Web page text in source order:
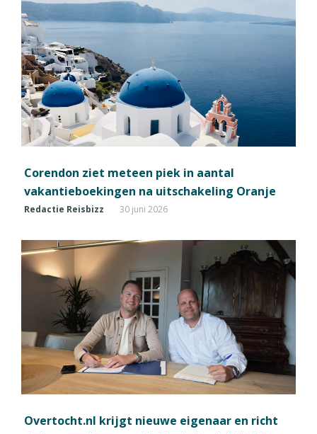
Corendon ziet meteen piek in aantal
vakantieboekingen na uitschakeling Oranje
Redactie Reisbizz 30 juni 2026
Overtocht.nl krijgt nieuwe eigenaar en richt